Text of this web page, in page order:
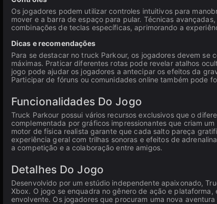
Os jogadores podem utilizar controles intuitivos para
mover e a barra de espaço para pular. Técnicas
combinações de teclas específicas, aprimorando a
Dicas e recomendações
Para se destacar no truck Parkour, os jogadores devem se
máximas. Praticar diferentes rotas pode revelar atalhos
jogo pode ajudar os jogadores a antecipar os efeitos da
Participar de fóruns ou comunidades online também pode
Funcionalidades Do Jogo
Truck Parkour possui vários recursos exclusivos que o
complementada por gráficos impressionantes que criam
motor de física realista garante que cada salto pareça
experiência geral com trilhas sonoras e efeitos de
a competição e a colaboração entre amigos.
Detalhes Do Jogo
Desenvolvido por um estúdio independente apaixonado,
Xbox. O jogo se enquadra no gênero de ação e
envolvente. Os jogadores que procuram uma nova